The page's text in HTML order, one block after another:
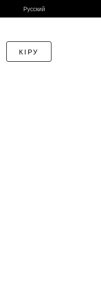
Русский
КІРУ